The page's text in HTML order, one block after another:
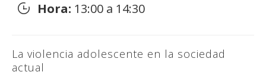
Hora: 13:00 a 14:30
La violencia adolescente en la sociedad
actual